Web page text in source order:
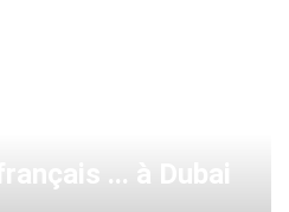
... à Dubai